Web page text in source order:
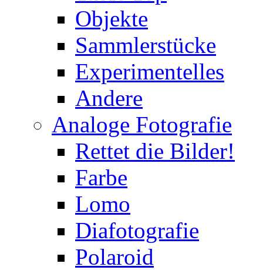
Objekte
Sammlerstücke
Experimentelles
Andere
Analoge Fotografie
Rettet die Bilder!
Farbe
Lomo
Diafotografie
Polaroid